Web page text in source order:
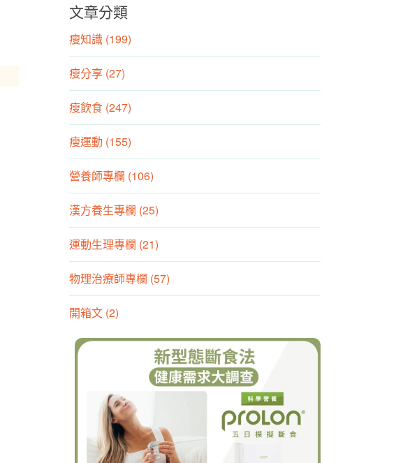
文章分類
瘦知識 (199)
瘦分享 (27)
瘦飲食 (247)
瘦運動 (155)
營養師專欄 (106)
漢方養生專欄 (25)
運動生理專欄 (21)
物理治療師專欄 (57)
開箱文 (2)